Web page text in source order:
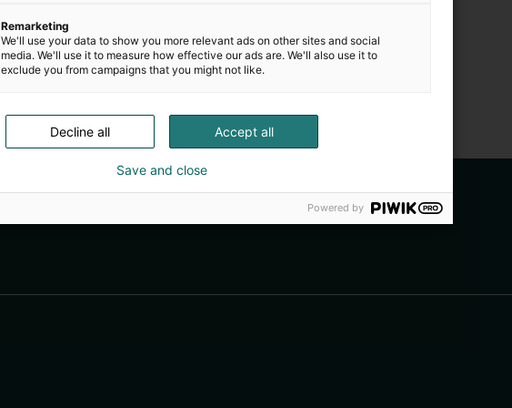
Remarketing
We'll use your data to show you more relevant ads on other sites and social
media. We'll use it to measure how effective our ads are. We'll also use it to
exclude you from campaigns that you might not like.
Accept all
Decline all
Save and close
Powered by